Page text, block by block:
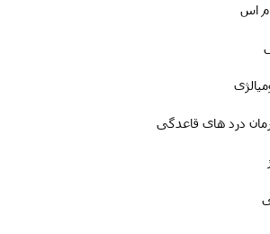
اس
درد های قاعدگی